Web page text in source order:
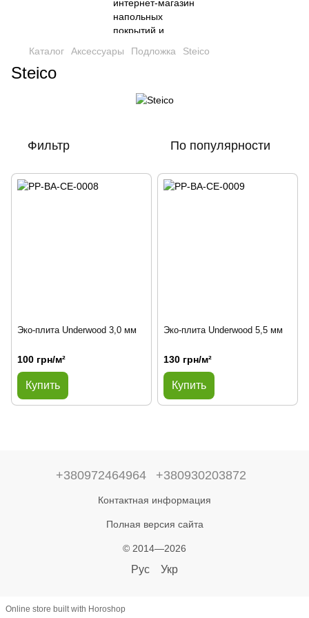
Каталог Аксессуары Подложка Steico
Steico
Фильтр По популярности
Эко-плита Underwood 3,0 мм
100 грн/м²
Купить
Эко-плита Underwood 5,5 мм
130 грн/м²
Купить
+380972464964 +380930203872
Контактная информация
Полная версия сайта
© 2014—2026
Рус Укр
Online store built with Horoshop